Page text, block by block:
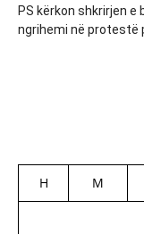
PS kërkon shkrirjen e
ngrihemi në protestë
H M